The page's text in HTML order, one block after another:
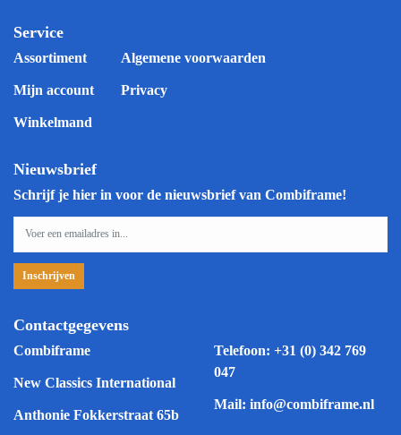
Service
Assortiment
Mijn account
Winkelmand
Algemene voorwaarden
Privacy
Nieuwsbrief
Schrijf je hier in voor de nieuwsbrief van Combiframe!
Contactgegevens
Combiframe
New Classics International
Anthonie Fokkerstraat 65b
Telefoon: +31 (0) 342 769
047
Mail: info@combiframe.nl